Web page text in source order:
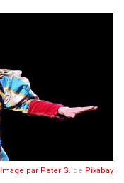
Image par Peter G. de Pixabay